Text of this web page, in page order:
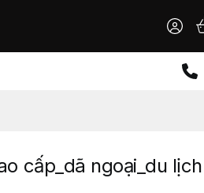
cấp_dã ngoại_du lịch